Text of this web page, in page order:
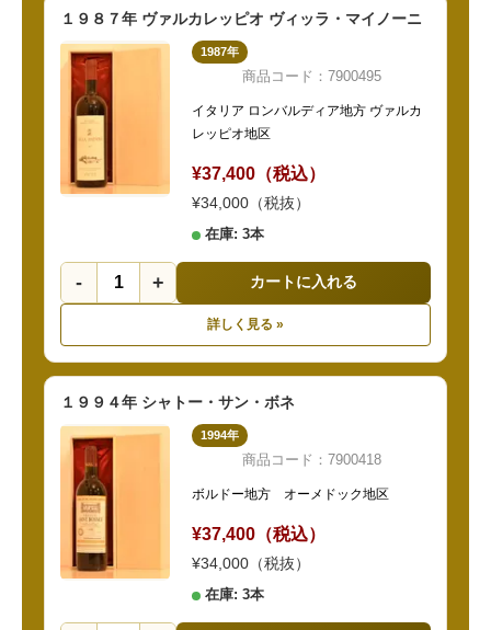
１９８７年 ヴァルカレッピオ ヴィッラ・マイノーニ
1987年
商品コード：7900495
イタリア ロンバルディア地方 ヴァルカ
レッピオ地区
¥37,400（税込）
¥34,000（税抜）
在庫: 3本
- + カートに入れる
詳しく見る »
１９９４年 シャトー・サン・ボネ
1994年
商品コード：7900418
ボルドー地方 オーメドック地区
¥37,400（税込）
¥34,000（税抜）
在庫: 3本